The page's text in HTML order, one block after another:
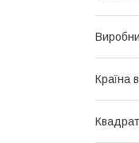
Країна
Квадрат